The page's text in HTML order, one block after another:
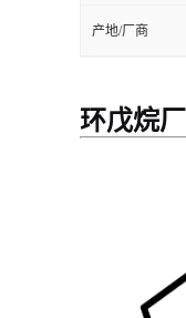
产地/厂商
环戊烷